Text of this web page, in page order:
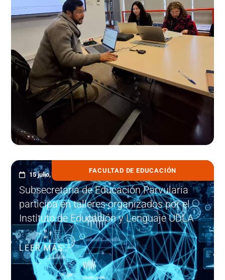
FACULTAD DE EDUCACIÓN
15 julio, 2026
Subsecretaría de Educación Parvularia
participa en talleres organizados por el
Instituto de Educación y Lenguaje UDLA
LEER MÁS